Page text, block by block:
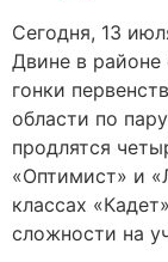
Сегодня, 13
Двине в
гонки
области по
продлятся
«Оптимист» и
классах
сложности на